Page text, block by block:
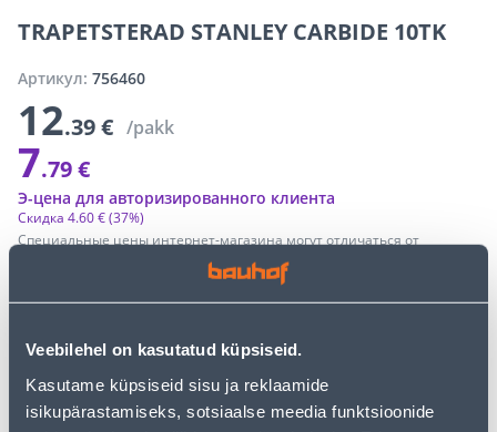
Veebilehel on kasutatud küpsiseid.
Kasutame küpsiseid sisu ja reklaamide
isikupärastamiseks, sotsiaalse meedia funktsioonide
TRAPETSTERAD STANLEY CARBIDE 10TK
Артикул: 756460
12.39 € /pakk
7.79 €
Специальные цены интернет-магазина могут отличаться от
Скидка 4.60 €(37%)
Э-цена для авторизированного клиента